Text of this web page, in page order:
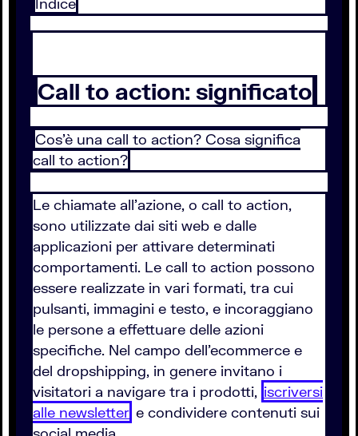
Indice
Call to action: significato
Cos’è una call to action? Cosa significa
call to action?
Le chiamate all’azione, o call to action,
sono utilizzate dai siti web e dalle
applicazioni per attivare determinati
comportamenti. Le call to action possono
essere realizzate in vari formati, tra cui
pulsanti, immagini e testo, e incoraggiano
le persone a effettuare delle azioni
specifiche. Nel campo dell’ecommerce e
del dropshipping, in genere invitano i
visitatori a navigare tra i prodotti, iscriversi
alle newsletter e condividere contenuti sui